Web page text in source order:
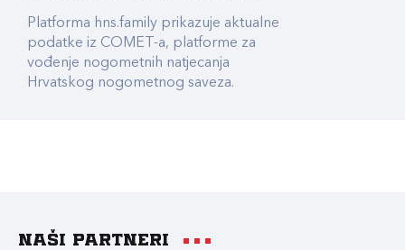
Platforma hns.family prikazuje aktualne
podatke iz COMET-a, platforme za
vođenje nogometnih natjecanja
Hrvatskog nogometnog saveza.
Naši partneri